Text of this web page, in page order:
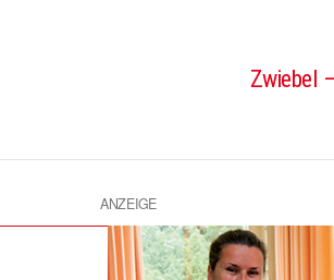
Zwiebel
ANZEIGE